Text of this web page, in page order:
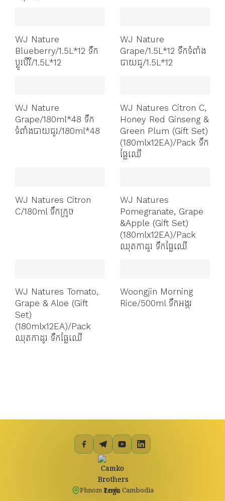
WJ Nature
Blueberry/1.5L*12 ទឹក
ប្លូរបឺរី/1.5L*12
WJ Nature
Grape/1.5L*12 ទឹកទំពាំង
បាយជូ/1.5L*12
WJ Nature
Grape/180ml*48 ទឹក​
ទំពាំងបាយជូរ/180ml*48
WJ Natures Citron C,
Honey Red Ginseng &
Green Plum (Gift Set)
(180mlx12EA)/Pack ទឹក
ផ្លែឈើ
WJ Natures Citron
C/180ml ទឹកក្រូច
WJ Natures
Pomegranate, Grape
&Apple (Gift Set)
(180mlx12EA)/Pack
ឈុតកាដូរ ទឹកផ្លែឈើ
WJ Natures Tomato,
Grape & Aloe (Gift
Set)
(180mlx12EA)/Pack
ឈុតកាដូរ ទឹកផ្លែឈើ
Woongjin Morning
Rice/500ml ទឹកអង្ករ
Phnom Penh, Cambodia